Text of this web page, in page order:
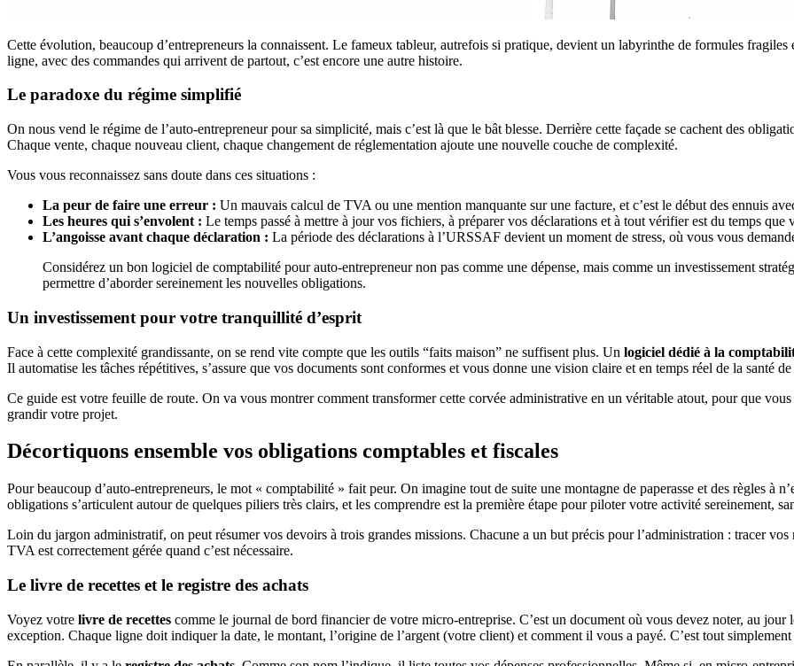
Cette évolution, beaucoup d’entrepreneurs la connaissent. Le fameux tableur, autrefois si pratique, devient un labyrinthe de formules
ligne, avec des commandes qui arrivent de partout, c’est encore une autre histoire.
Le paradoxe du régime simplifié
On nous vend le régime de l’auto-entrepreneur pour sa simplicité, mais c’est là que le bât blesse. Derrière cette façade se cachent des
Chaque vente, chaque nouveau client, chaque changement de réglementation ajoute une nouvelle couche de complexité.
Vous vous reconnaissez sans doute dans ces situations :
La peur de faire une erreur : Un mauvais calcul de TVA ou une mention manquante sur une facture, et c’est le début des ennuis
Les heures qui s’envolent : Le temps passé à mettre à jour vos fichiers, à préparer vos déclarations et à tout vérifier est du temps que
L’angoisse avant chaque déclaration : La période des déclarations à l’URSSAF devient un moment de stress, où vous vous
Considérez un bon logiciel de comptabilité pour auto-entrepreneur non pas comme une dépense, mais comme un investissement
permettre d’aborder sereinement les nouvelles obligations.
Un investissement pour votre tranquillité d’esprit
Face à cette complexité grandissante, on se rend vite compte que les outils “faits maison” ne suffisent plus. Un logiciel dédié à la
Il automatise les tâches répétitives, s’assure que vos documents sont conformes et vous donne une vision claire et en temps réel de la santé
Ce guide est votre feuille de route. On va vous montrer comment transformer cette corvée administrative en un véritable atout, pour que
grandir votre projet.
Décortiquons ensemble vos obligations comptables et fiscales
Pour beaucoup d’auto-entrepreneurs, le mot « comptabilité » fait peur. On imagine tout de suite une montagne de paperasse et des règles à
obligations s’articulent autour de quelques piliers très clairs, et les comprendre est la première étape pour piloter votre activité sereinement,
Loin du jargon administratif, on peut résumer vos devoirs à trois grandes missions. Chacune a un but précis pour l’administration : tracer vos
TVA est correctement gérée quand c’est nécessaire.
Le livre de recettes et le registre des achats
Voyez votre livre de recettes comme le journal de bord financier de votre micro-entreprise. C’est un document où vous devez noter, au jour
exception. Chaque ligne doit indiquer la date, le montant, l’origine de l’argent (votre client) et comment il vous a payé. C’est tout